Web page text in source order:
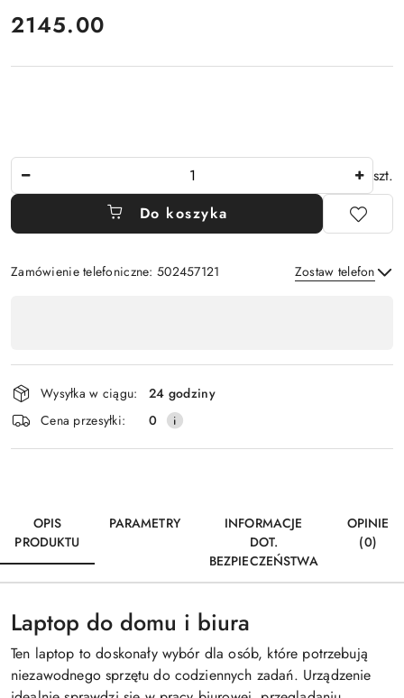
cena:
2145.00
szt.
Do koszyka
Zamówienie telefoniczne: 502457121 Zostaw telefon
płatność
i
dostawa
Wysyłka w ciągu:
24 godziny
Cena przesyłki:
0
OPIS
PRODUKTU
PARAMETRY
INFORMACJE
DOT.
BEZPIECZEŃSTWA
OPINIE
(0)
Laptop do domu i biura
Ten laptop to doskonały wybór dla osób, które potrzebują
niezawodnego sprzętu do codziennych zadań. Urządzenie